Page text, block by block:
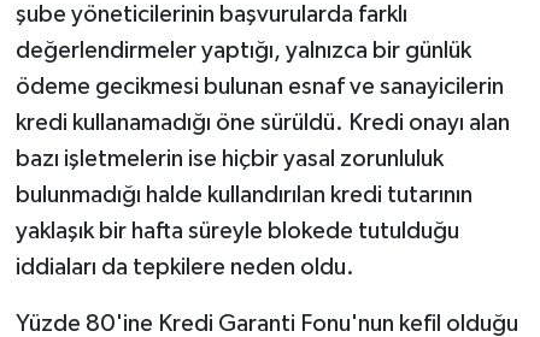
şube yöneticilerinin başvurularda farklı
değerlendirmeler yaptığı, yalnızca bir günlük
ödeme gecikmesi bulunan esnaf ve sanayicilerin
kredi kullanamadığı öne sürüldü. Kredi onayı alan
bazı işletmelerin ise hiçbir yasal zorunluluk
bulunmadığı halde kullandırılan kredi tutarının
yaklaşık bir hafta süreyle blokede tutulduğu
iddiaları da tepkilere neden oldu.
Yüzde 80'ine Kredi Garanti Fonu'nun kefil olduğu